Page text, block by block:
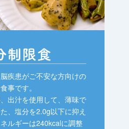
疾患がご不安な方向けの
事です。
出汁を使用して、薄味で
、塩分を2.0g以下に抑え
ルギーは240kcalに調整